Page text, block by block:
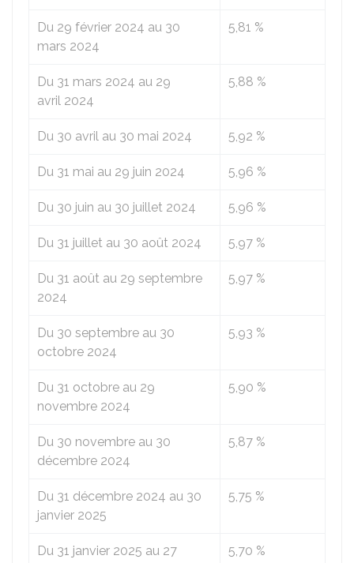
Du 29 février 2024 au 30
mars 2024
5,81 %
Du 31 mars 2024 au 29
avril 2024
5,88 %
Du 30 avril au 30 mai 2024 5,92 %
Du 31 mai au 29 juin 2024 5,96 %
Du 30 juin au 30 juillet 2024 5,96 %
Du 31 juillet au 30 août 2024 5,97 %
Du 31 août au 29 septembre
2024
5,97 %
Du 30 septembre au 30
octobre 2024
5,93 %
Du 31 octobre au 29
novembre 2024
5,90 %
Du 30 novembre au 30
décembre 2024
5,87 %
Du 31 décembre 2024 au 30
janvier 2025
5,75 %
Du 31 janvier 2025 au 27
5,70 %